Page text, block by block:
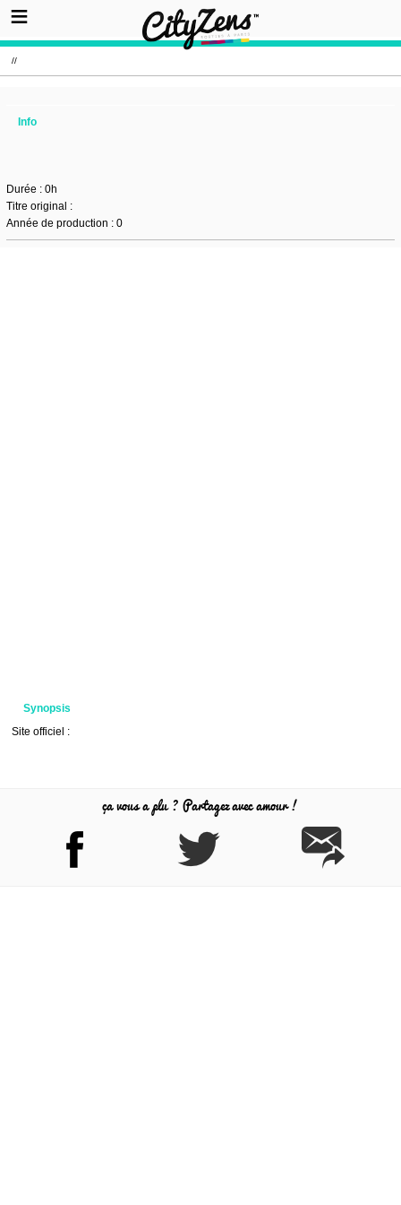
//
Info
Durée : 0h
Titre original :
Année de production : 0
Synopsis
Site officiel :
ça vous a plu ? Partagez avec amour !